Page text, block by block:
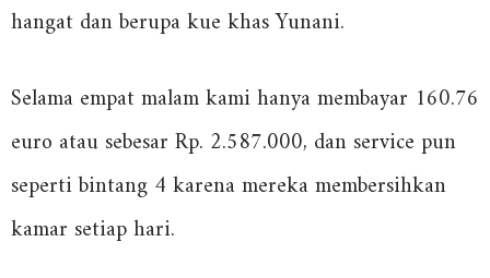
hangat dan berupa kue khas Yunani.
Selama empat malam kami hanya membayar 160.76
euro atau sebesar Rp. 2.587.000, dan service pun
seperti bintang 4 karena mereka membersihkan
kamar setiap hari.